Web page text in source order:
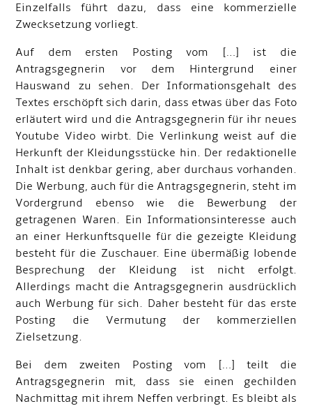
Einzelfalls führt dazu, dass eine kommerzielle
Zwecksetzung vorliegt.
Auf dem ersten Posting vom […] ist die
Antragsgegnerin vor dem Hintergrund einer
Hauswand zu sehen. Der Informationsgehalt des
Textes erschöpft sich darin, dass etwas über das Foto
erläutert wird und die Antragsgegnerin für ihr neues
Youtube Video wirbt. Die Verlinkung weist auf die
Herkunft der Kleidungsstücke hin. Der redaktionelle
Inhalt ist denkbar gering, aber durchaus vorhanden.
Die Werbung, auch für die Antragsgegnerin, steht im
Vordergrund ebenso wie die Bewerbung der
getragenen Waren. Ein Informationsinteresse auch
an einer Herkunftsquelle für die gezeigte Kleidung
besteht für die Zuschauer. Eine übermäßig lobende
Besprechung der Kleidung ist nicht erfolgt.
Allerdings macht die Antragsgegnerin ausdrücklich
auch Werbung für sich. Daher besteht für das erste
Posting die Vermutung der kommerziellen
Zielsetzung.
Bei dem zweiten Posting vom […] teilt die
Antragsgegnerin mit, dass sie einen gechilden
Nachmittag mit ihrem Neffen verbringt. Es bleibt als